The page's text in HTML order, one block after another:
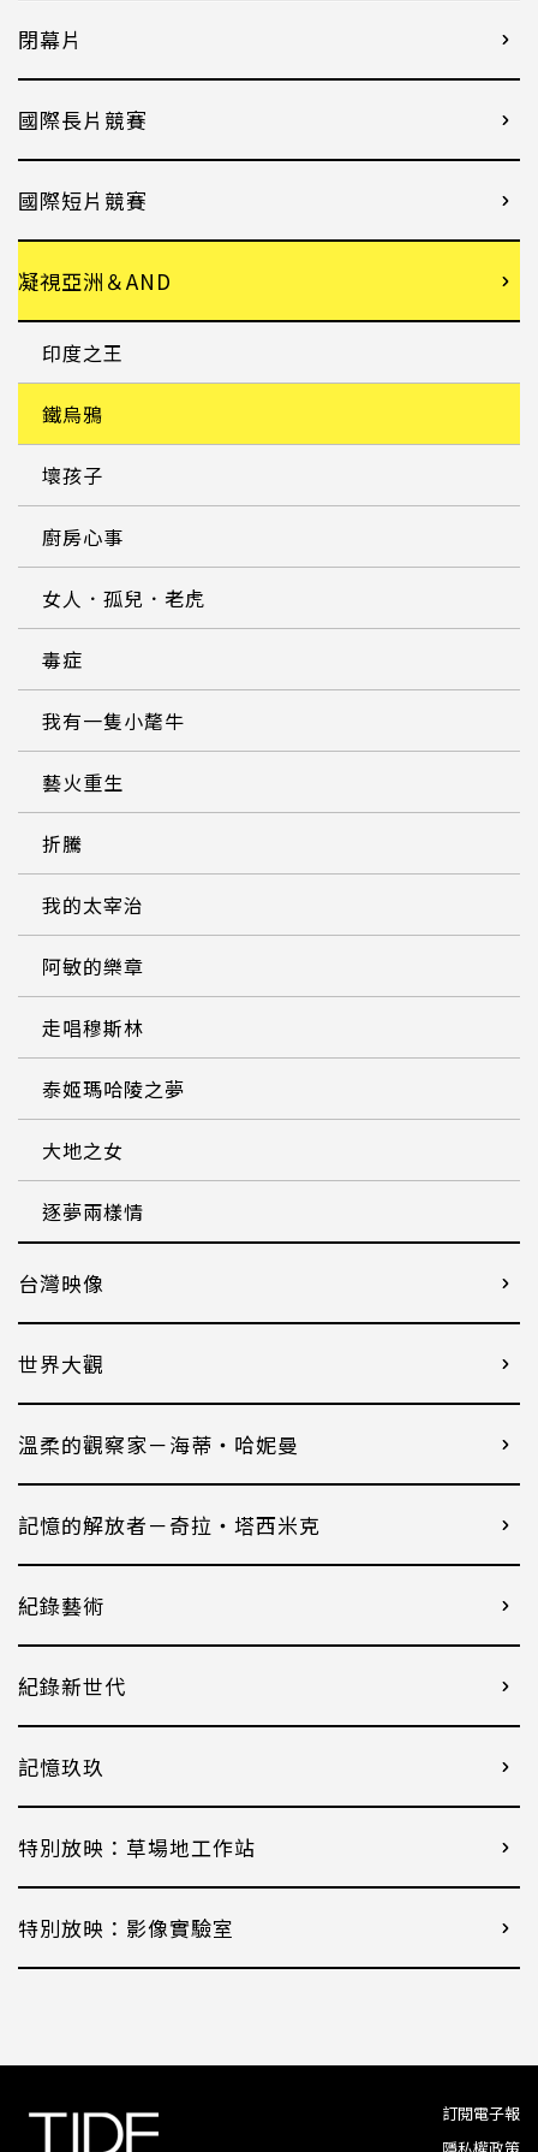
閉幕片
國際長片競賽
國際短片競賽
凝視亞洲＆AND
印度之王
鐵烏鴉
壞孩子
廚房心事
女人．孤兒．老虎
毒症
我有一隻小氂牛
藝火重生
折騰
我的太宰治
阿敏的樂章
走唱穆斯林
泰姬瑪哈陵之夢
大地之女
逐夢兩樣情
台灣映像
世界大觀
溫柔的觀察家－海蒂・哈妮曼
記憶的解放者－奇拉・塔西米克
紀錄藝術
紀錄新世代
記憶玖玖
特別放映：草場地工作站
特別放映：影像實驗室
訂閱電子報